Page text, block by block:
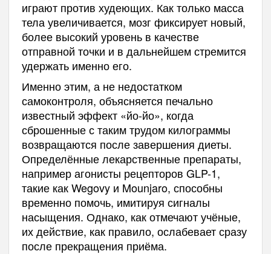
играют против худеющих. Как только масса
тела увеличивается, мозг фиксирует новый,
более высокий уровень в качестве
отправной точки и в дальнейшем стремится
удержать именно его.
Именно этим, а не недостатком
самоконтроля, объясняется печально
известный эффект «йо-йо», когда
сброшенные с таким трудом килограммы
возвращаются после завершения диеты.
Определённые лекарственные препараты,
например агонисты рецепторов GLP-1,
такие как Wegovy и Mounjaro, способны
временно помочь, имитируя сигналы
насыщения. Однако, как отмечают учёные,
их действие, как правило, ослабевает сразу
после прекращения приёма.